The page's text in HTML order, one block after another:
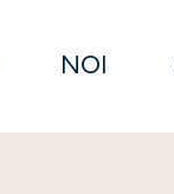
NOI